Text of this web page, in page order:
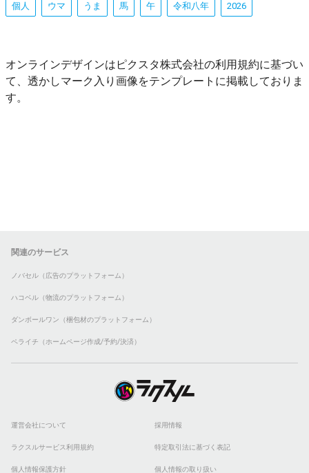
個人 ウマ うま 馬 午 令和八年 2026
オンラインデザインはピクスタ株式会社の利用規約に基づい
て、透かしマーク入り画像をテンプレートに掲載しておりま
す。
関連のサービス
ノバセル（広告のプラットフォーム）
ハコベル（物流のプラットフォーム）
ダンボールワン（梱包材のプラットフォーム）
ペライチ（ホームページ作成/予約/決済）
運営会社について 採用情報
ラクスルサービス利用規約 特定取引法に基づく表記
個人情報保護方針 個人情報の取り扱い